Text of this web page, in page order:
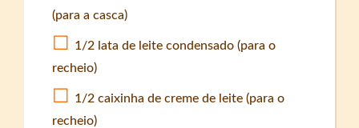
(para a casca)
1/2 lata de leite condensado (para o
recheio)
1/2 caixinha de creme de leite (para o
recheio)